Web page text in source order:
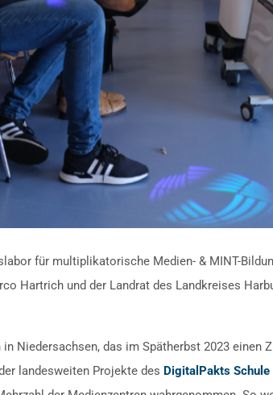
für multiplikatorische Medien- & MINT-
Hartrich und der Landrat des Landkreises
Niedersachsen, das im Spätherbst 2023 einen
landesweiten Projekte des DigitalPakts Schule